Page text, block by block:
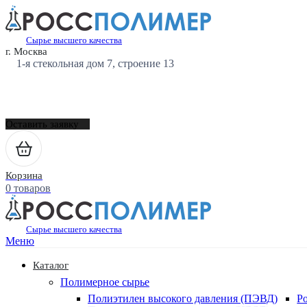
Сырье высшего качества
г. Москва
1-я стекольная дом 7, строение 13
Оставить заявку
Корзина
0 товаров
Сырье высшего качества
Меню
Каталог
Полимерное сырье
Полиэтилен высокого давления (ПЭВД)